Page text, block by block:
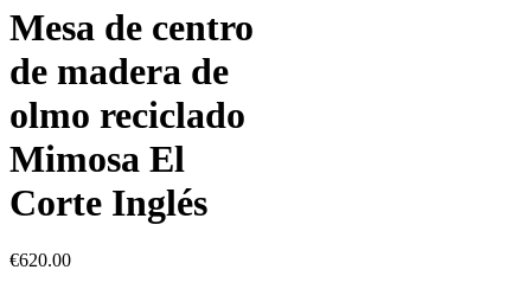
Mesa de centro
de madera de
olmo reciclado
Mimosa El
Corte Inglés
€620.00